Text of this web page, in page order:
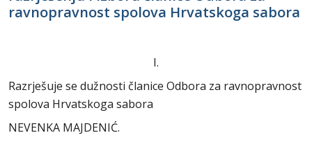
ravnopravnost spolova Hrvatskoga sabora
I.
Razrješuje se dužnosti članice Odbora za ravnopravnost
spolova Hrvatskoga sabora
NEVENKA MAJDENIĆ.